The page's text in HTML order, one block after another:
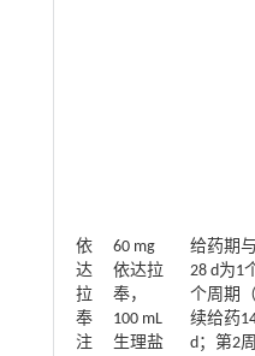
依
达
拉
奉
注
60 mg
依达拉
奉，
100 mL
生理盐
给药期
28 d为1
个周期
续给药
d；第2